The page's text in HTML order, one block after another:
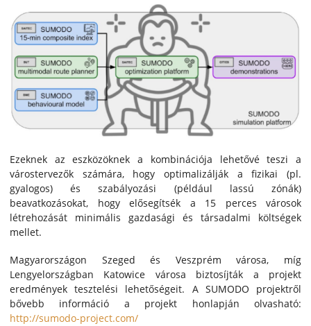
Ezeknek az eszközöknek a kombinációja lehetővé teszi a
várostervezők számára, hogy optimalizálják a fizikai (pl.
gyalogos) és szabályozási (például lassú zónák)
beavatkozásokat, hogy elősegítsék a 15 perces városok
létrehozását minimális gazdasági és társadalmi költségek
mellet.
Magyarországon Szeged és Veszprém városa, míg
Lengyelországban Katowice városa biztosíjták a projekt
eredmények tesztelési lehetőségeit. A SUMODO projektről
bővebb információ a projekt honlapján olvasható:
http://sumodo-project.com/